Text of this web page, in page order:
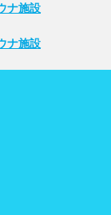
ナ施設
ナ施設